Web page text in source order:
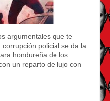
argumentales que te
policial se da la
hondureña de los
un reparto de lujo con